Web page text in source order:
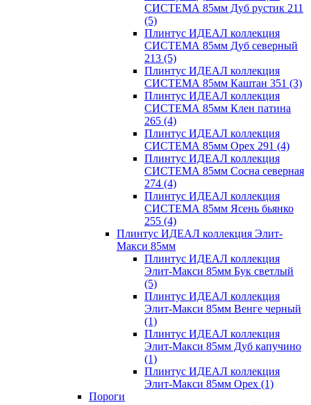
СИСТЕМА 85мм Дуб рустик 211
(5)
Плинтус ИДЕАЛ коллекция
СИСТЕМА 85мм Дуб северный
213 (5)
Плинтус ИДЕАЛ коллекция
СИСТЕМА 85мм Каштан 351 (3)
Плинтус ИДЕАЛ коллекция
СИСТЕМА 85мм Клен патина
265 (4)
Плинтус ИДЕАЛ коллекция
СИСТЕМА 85мм Орех 291 (4)
Плинтус ИДЕАЛ коллекция
СИСТЕМА 85мм Сосна северная
274 (4)
Плинтус ИДЕАЛ коллекция
СИСТЕМА 85мм Ясень бьянко
255 (4)
Плинтус ИДЕАЛ коллекция Элит-
Макси 85мм
Плинтус ИДЕАЛ коллекция
Элит-Макси 85мм Бук светлый
(5)
Плинтус ИДЕАЛ коллекция
Элит-Макси 85мм Венге черный
(1)
Плинтус ИДЕАЛ коллекция
Элит-Макси 85мм Дуб капучино
(1)
Плинтус ИДЕАЛ коллекция
Элит-Макси 85мм Орех (1)
Пороги